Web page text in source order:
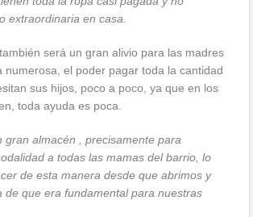
extraordinaria en casa.
será un gran alivio para las madres
numerosa, el poder pagar toda la cantidad
sus hijos, poco a poco, ya que en los
toda ayuda es poca.
gran almacén , precisamente para
a todas las mamas del barrio, lo
de esta manera desde que abrimos y
de que era fundamental para nuestras